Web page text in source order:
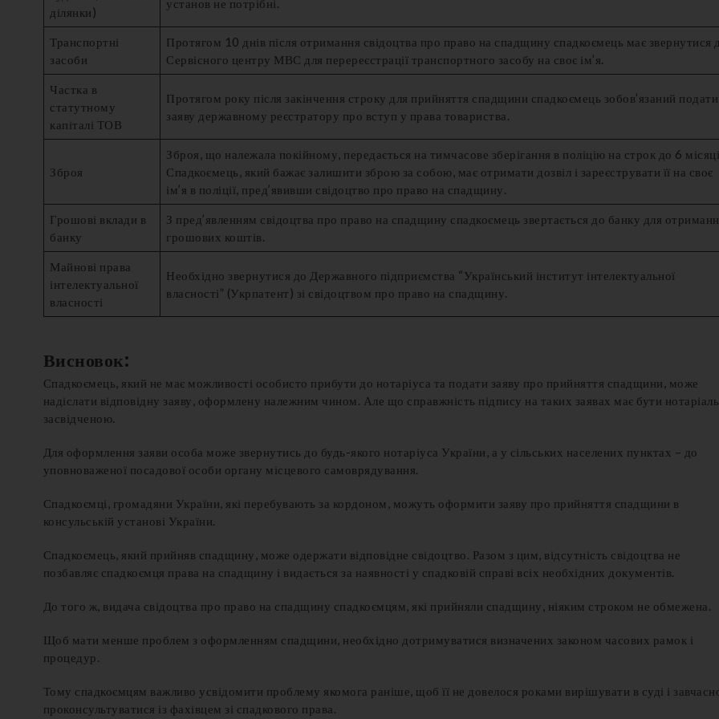
ділянки)
установ не потрібні.
Транспортні
засоби
Протягом 10 днів після отримання свідоцтва про право на спадщину спадкоємець має звернутися
Сервісного центру МВС для перереєстрації транспортного засобу на своє ім’я.
Частка в
статутному
капіталі ТОВ
Протягом року після закінчення строку для прийняття спадщини спадкоємець зобов’язаний подати
заяву державному реєстратору про вступ у права товариства.
Зброя
Зброя, що належала покійному, передається на тимчасове зберігання в поліцію на строк до 6
Спадкоємець, який бажає залишити зброю за собою, має отримати дозвіл і зареєструвати її на своє
ім’я в поліції, пред’явивши свідоцтво про право на спадщину.
Грошові вклади в
банку
З пред’явленням свідоцтва про право на спадщину спадкоємець звертається до банку для
грошових коштів.
Майнові права
інтелектуальної
власності
Необхідно звернутися до Державного підприємства “Український інститут інтелектуальної
власності” (Укрпатент) зі свідоцтвом про право на спадщину.
Висновок:
Спадкоємець, який не має можливості особисто прибути до нотаріуса та подати заяву про прийняття спадщини, може
надіслати відповідну заяву, оформлену належним чином. Але що справжність підпису на таких заявах має бути
засвідченою.
Для оформлення заяви особа може звернутись до будь-якого нотаріуса України, а у сільських населених пунктах – до
уповноваженої посадової особи органу місцевого самоврядування.
Спадкоємці, громадяни України, які перебувають за кордоном, можуть оформити заяву про прийняття спадщини в
консульській установі України.
Спадкоємець, який прийняв спадщину, може одержати відповідне свідоцтво. Разом з цим, відсутність свідоцтва не
позбавляє спадкоємця права на спадщину і видається за наявності у спадковій справі всіх необхідних документів.
До того ж, видача свідоцтва про право на спадщину спадкоємцям, які прийняли спадщину, ніяким строком не обмежена.
Щоб мати менше проблем з оформленням спадщини, необхідно дотримуватися визначених законом часових рамок і
процедур.
Тому спадкоємцям важливо усвідомити проблему якомога раніше, щоб її не довелося роками вирішувати в суді і
проконсультуватися із фахівцем зі спадкового права.